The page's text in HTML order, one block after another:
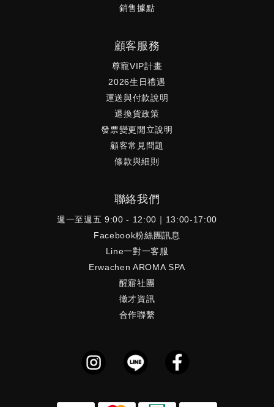
銷售據點
顧客服務
尊寵VIP計畫
2026生日禮遇
運送與付款說明
退換貨政策
發票變更開立說明
顧客常見問題
條款與細則
聯絡我們
週一至週五 9:00 - 12:00｜13:00-17:00
Facebook粉絲團訊息
Line一對一客服
Erwachen AROMA SPA
醒寤社團
徵才資訊
合作聯繫